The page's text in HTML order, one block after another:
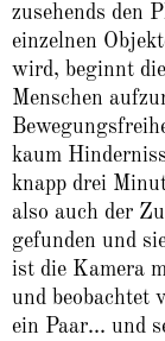
zusehends den
einzelnen
wird, beginnt
Menschen
kaum
knapp drei
also auch der
gefunden und
ist die Kamera
und beobachtet
ein Paar... und